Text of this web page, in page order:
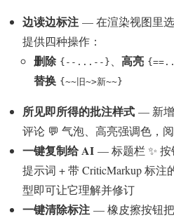
边读边标注 — 在渲染视图里
提供四种操作：
删除 {--...--} 高亮
替换 {~~旧~>新~~}
所见即所得的批注样式 — 新增
评论 💬 气泡、高亮强调色，
一键复制给 AI — 标题栏 ✨ 按
提示词 + 带 CriticMarkup 标
型即可让它理解并修订
一键清除标注 — 橡皮擦按钮